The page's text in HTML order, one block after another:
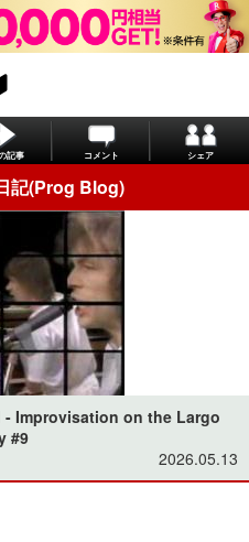
記事 コメント シェア
記(Prog Blog)
Improvisation on the Largo
#9
2026.05.13